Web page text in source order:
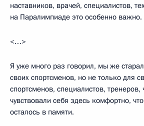
наставников, врачей, специалистов,
на Паралимпиаде это особенно важно.
<…>
Я уже много раз говорил, мы же
своих спортсменов, но не только для
спортсменов, специалистов, тренеров,
чувствовали себя здесь комфортно,
осталось в памяти.